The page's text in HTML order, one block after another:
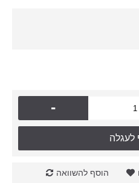
-
לעגלה
הוסף להשוואה